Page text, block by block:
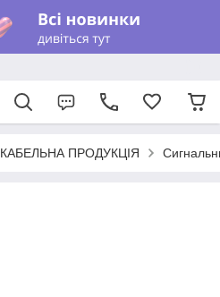
КАБЕЛЬНА ПРОДУКЦІЯ